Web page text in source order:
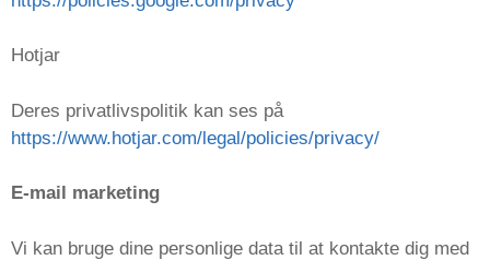
Hotjar
Deres privatlivspolitik kan ses på
https://www.hotjar.com/legal/policies/privacy/
E-mail marketing
Vi kan bruge dine personlige data til at kontakte dig med